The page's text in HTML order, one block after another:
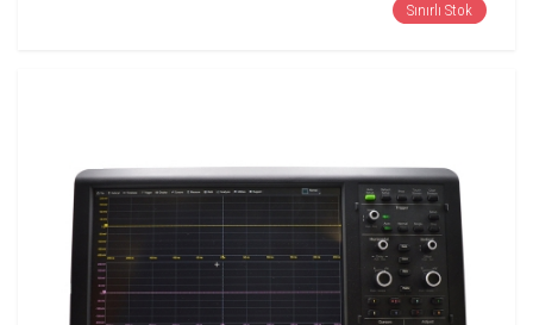
Sınırlı Stok